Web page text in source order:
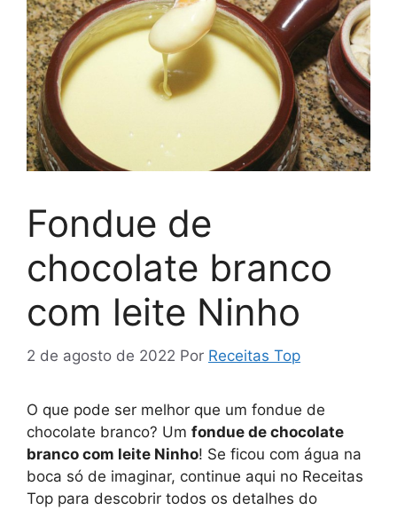
Fondue de
chocolate branco
com leite Ninho
2 de agosto de 2022 Por Receitas Top
O que pode ser melhor que um fondue de
chocolate branco? Um fondue de chocolate
branco com leite Ninho! Se ficou com água na
boca só de imaginar, continue aqui no Receitas
Top para descobrir todos os detalhes do